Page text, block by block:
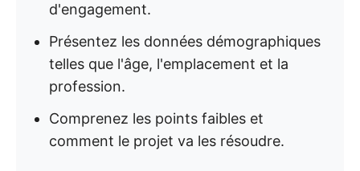
d'engagement.
Présentez les données démographiques
telles que l'âge, l'emplacement et la
profession.
Comprenez les points faibles et
comment le projet va les résoudre.